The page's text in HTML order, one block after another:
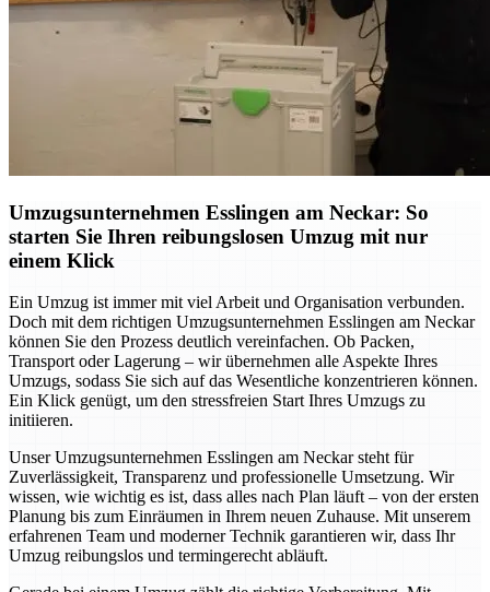
Umzugsunternehmen Esslingen am Neckar: So
starten Sie Ihren reibungslosen Umzug mit nur
einem Klick
Ein Umzug ist immer mit viel Arbeit und Organisation verbunden.
Doch mit dem richtigen Umzugsunternehmen Esslingen am Neckar
können Sie den Prozess deutlich vereinfachen. Ob Packen,
Transport oder Lagerung – wir übernehmen alle Aspekte Ihres
Umzugs, sodass Sie sich auf das Wesentliche konzentrieren können.
Ein Klick genügt, um den stressfreien Start Ihres Umzugs zu
initiieren.
Unser Umzugsunternehmen Esslingen am Neckar steht für
Zuverlässigkeit, Transparenz und professionelle Umsetzung. Wir
wissen, wie wichtig es ist, dass alles nach Plan läuft – von der ersten
Planung bis zum Einräumen in Ihrem neuen Zuhause. Mit unserem
erfahrenen Team und moderner Technik garantieren wir, dass Ihr
Umzug reibungslos und termingerecht abläuft.